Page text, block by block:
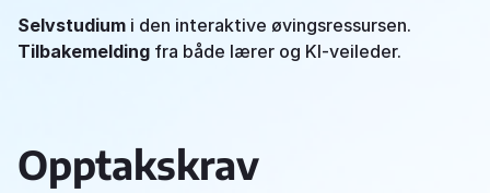
Selvstudium i den interaktive øvingsressursen.
Tilbakemelding fra både lærer og KI-veileder.
Opptakskrav